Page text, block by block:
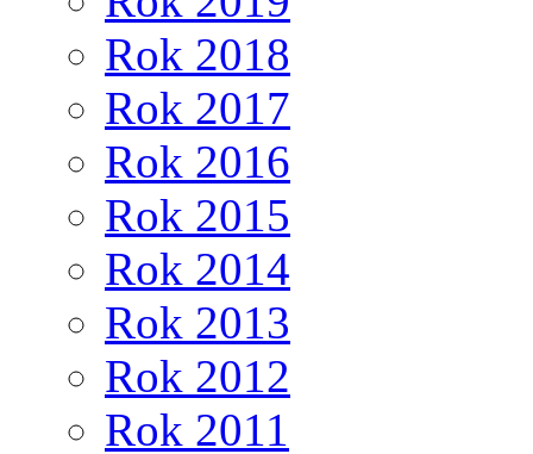
Rok 2018
Rok 2017
Rok 2016
Rok 2015
Rok 2014
Rok 2013
Rok 2012
Rok 2011